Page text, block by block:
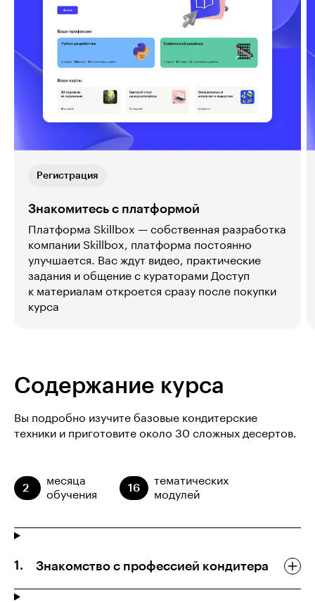
Регистрация
Знакомитесь с платформой
Платформа Skillbox — собственная разработка
компании Skillbox, платформа постоянно
улучшается. Вас ждут видео, практические
задания и общение с кураторами Доступ
к материалам откроется сразу после покупки
курса
Содержание курса
Вы подробно изучите базовые кондитерские
техники и приготовите около 30 сложных десертов.
2
месяца
обучения
16
тематических
модулей
Знакомство с профессией кондитера